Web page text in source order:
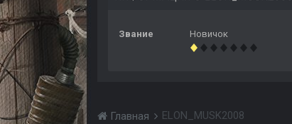
Звание Новичок
Главная ELON_MUSK2008